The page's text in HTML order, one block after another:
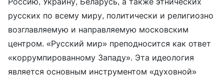
русских по всему миру, политически и религиозно
возглавляемую и направляемую московским
центром. «Русский мир» преподносится как ответ
«коррумпированному Западу». Эта идеология
является основным инструментом «духовной»